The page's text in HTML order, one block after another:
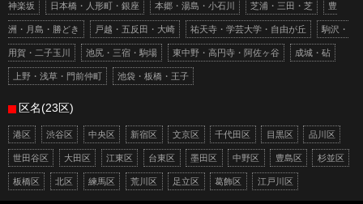
神楽坂 日本橋・人形町・銀座 本郷・湯島・小石川 芝浦・三田・芝 豊
洲・月島・勝どき 戸越・五反田・大崎 祐天寺・学芸大学・自由が丘 駒沢・
用賀・二子玉川 池尻・三宿・駒場 東中野・高円寺・阿佐ヶ谷 成城・砧
上野・浅草・門前仲町 池袋・板橋・王子
区名(23区)
港区 渋谷区 中央区 新宿区 文京区 千代田区 目黒区 品川区
世田谷区 大田区 江東区 台東区 墨田区 中野区 豊島区 杉並区
板橋区 北区 練馬区 荒川区 足立区 葛飾区 江戸川区